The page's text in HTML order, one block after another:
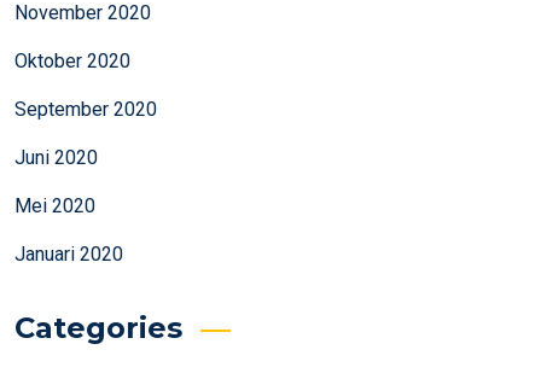
November 2020
Oktober 2020
September 2020
Juni 2020
Mei 2020
Januari 2020
Categories